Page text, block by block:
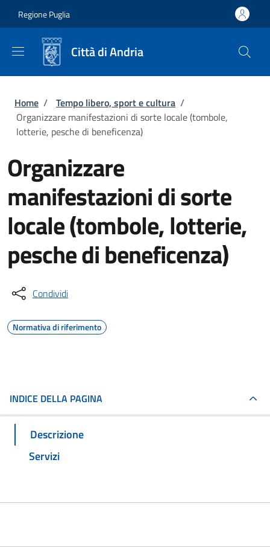
Regione Puglia
Città di Andria
Briciole di pane
Home / Tempo libero, sport e cultura /
Organizzare manifestazioni di sorte locale (tombole,
lotterie, pesche di beneficenza)
Organizzare
manifestazioni di sorte
locale (tombole, lotterie,
pesche di beneficenza)
Condividi
Normativa di riferimento
INDICE DELLA PAGINA
Descrizione
Servizi